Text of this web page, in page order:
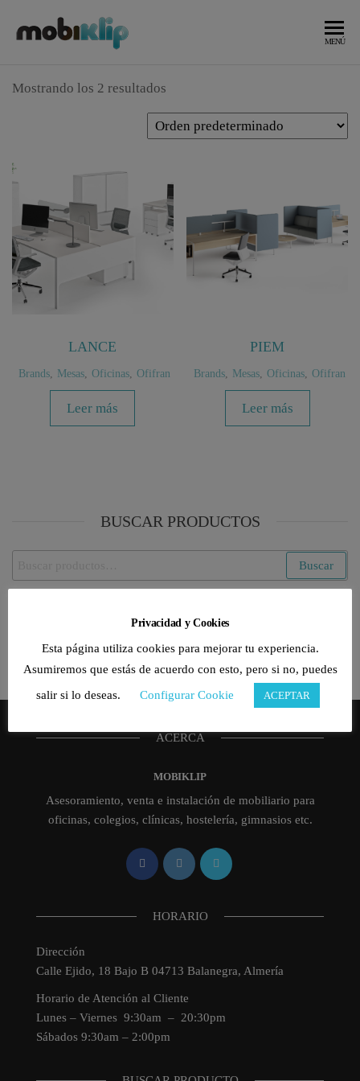
MENÚ
Mostrando los 2 resultados
LANCE
Brands Mesas Oficinas Ofifran
Leer más
PIEM
Brands, Mesas, Oficinas, Ofifran
Leer más
BUSCAR PRODUCTOS
por:
Buscar
CATEGORÍAS DE PRODUCTO
ACERCA
MOBIKLIP
Asesoramiento, venta e instalación de mobiliario para
oficinas, colegios, clínicas, hostelería, gimnasios etc.
HORARIO
Dirección
Calle Ejido, 18 Bajo B 04713 Balanegra, Almería
Horario de Atención al Cliente
Lunes – Viernes 9:30am – 20:30pm
Sábados 9:30am – 2:00pm
Privacidad y Cookies
Esta página utiliza cookies para mejorar tu experiencia.
Asumiremos que estás de acuerdo con esto, pero si no, puedes
salir si lo deseas.
Configurar Cookie ACEPTAR